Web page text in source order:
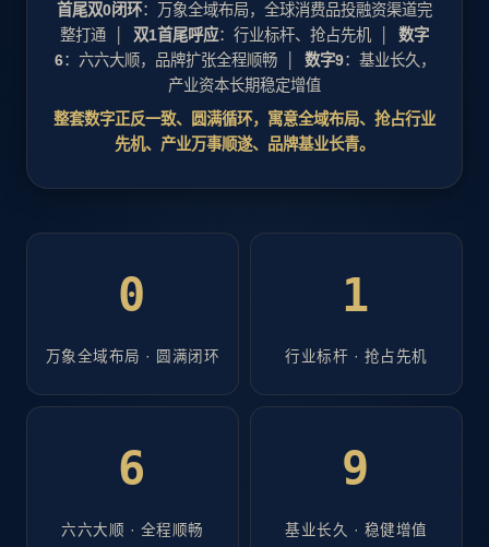
首尾双0闭环：万象全域布局，全球消费品投融资渠道完
整打通 │ 双1首尾呼应：行业标杆、抢占先机 │ 数字
6：六六大顺，品牌扩张全程顺畅 │ 数字9：基业长久，
产业资本长期稳定增值
整套数字正反一致、圆满循环，寓意全域布局、抢占行业
先机、产业万事顺遂、品牌基业长青。
0
万象全域布局 · 圆满闭环
1
行业标杆 · 抢占先机
6
六六大顺 · 全程顺畅
9
基业长久 · 稳健增值